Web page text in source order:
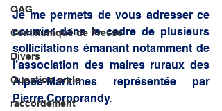
QAG
Communiqué de Presse
Divers
Question orale
raccordement
Je me permets de vous adresser ce
courrier dans le cadre de plusieurs
sollicitations émanant notamment de
l’association des maires ruraux des
Alpes-Maritimes représentée par
Pierre Corporandy.